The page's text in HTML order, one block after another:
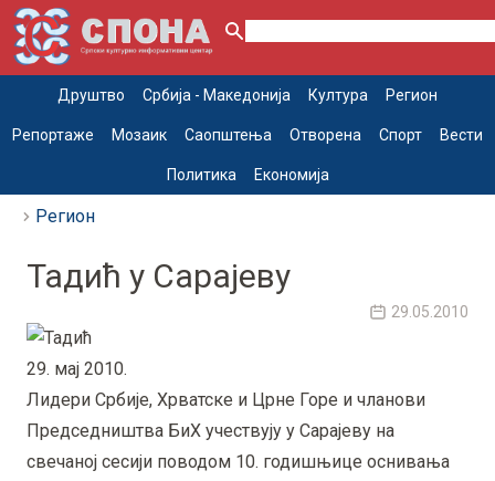
Друштво Србија - Македонија Култура Регион
Репортаже Мозаик Саопштења Отворена Спорт Вести
Политика Економија
Регион
Тадић у Сарајеву
29.05.2010
29. мај 2010.
Лидери Србије, Хрватске и Црне Горе и чланови
Председништва БиХ учествују у Сарајеву на
свечаној сесији поводом 10. годишњице оснивања